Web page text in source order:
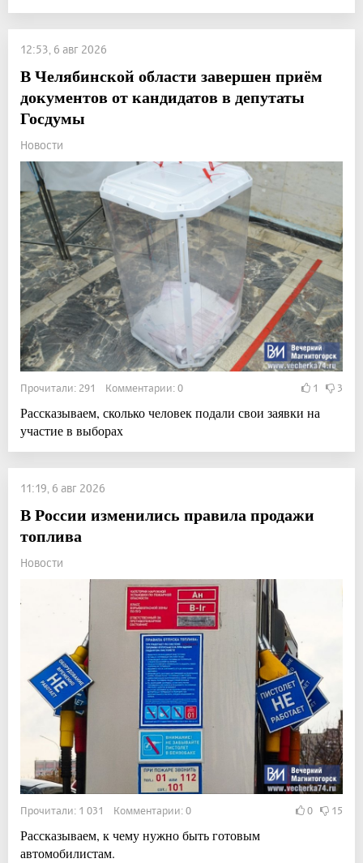
12:53, 6 авг 2026
В Челябинской области завершен приём
документов от кандидатов в депутаты
Госдумы
Новости
Прочитали: 291 Комментарии: 0 1 3
Рассказываем, сколько человек подали свои заявки на
участие в выборах
11:19, 6 авг 2026
В России изменились правила продажи
топлива
Новости
Прочитали: 1 031 Комментарии: 0 0 15
Рассказываем, к чему нужно быть готовым
автомобилистам.